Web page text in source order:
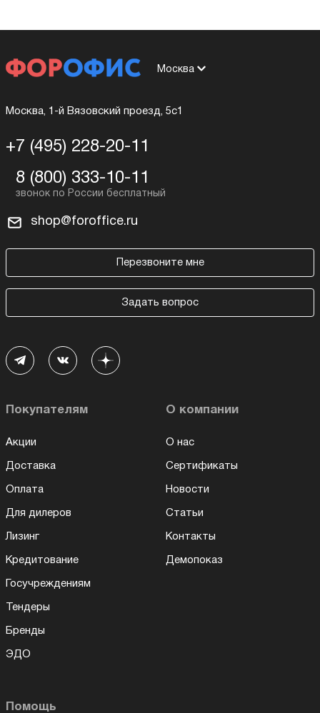
Москва
Москва, 1-й Вязовский проезд, 5с1
+7 (495) 228-20-11
8 (800) 333-10-11
shop@foroffice.ru
Перезвоните мне
Задать вопрос
Покупателям
Акции
Доставка
Оплата
Для дилеров
Лизинг
Кредитование
Госучреждениям
Тендеры
Бренды
ЭДО
О компании
О нас
Сертификаты
Новости
Статьи
Контакты
Демопоказ
Помощь